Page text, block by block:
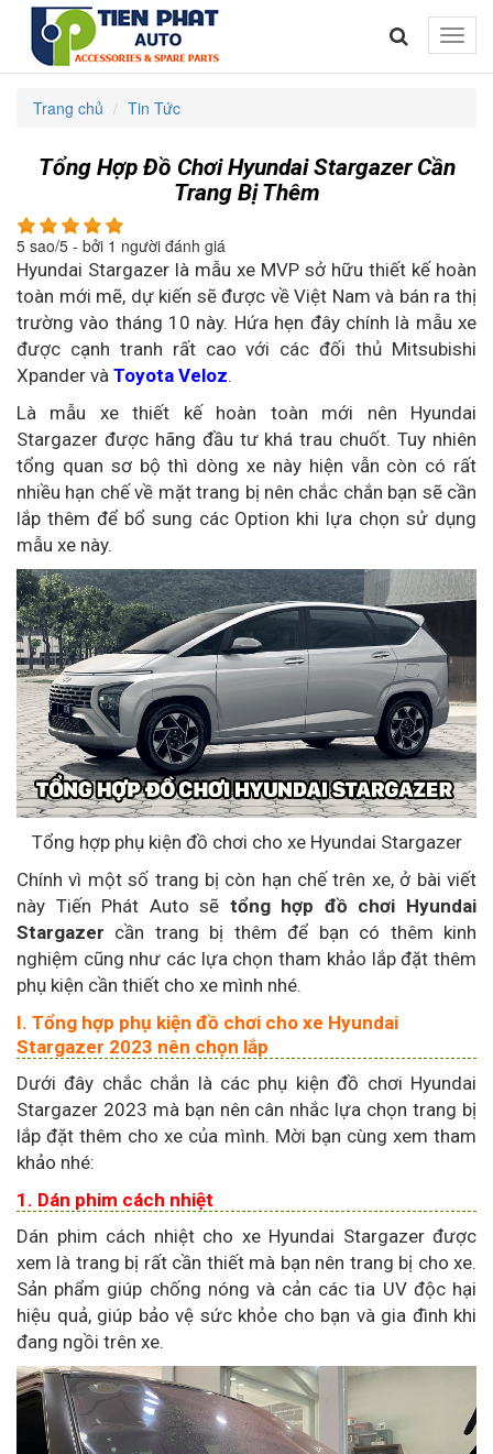
Toggle
Trang chủ Tin Tức
Tổng Hợp Đồ Chơi Hyundai Stargazer Cần
Trang Bị Thêm
5 sao/5 - bởi 1 người đánh giá
Hyundai Stargazer là mẫu xe MVP sở hữu thiết kế hoàn
toàn mới mẽ, dự kiến sẽ được về Việt Nam và bán ra thị
trường vào tháng 10 này. Hứa hẹn đây chính là mẫu xe
được cạnh tranh rất cao với các đối thủ Mitsubishi
Xpander và Toyota Veloz.
Là mẫu xe thiết kế hoàn toàn mới nên Hyundai
Stargazer được hãng đầu tư khá trau chuốt. Tuy nhiên
tổng quan sơ bộ thì dòng xe này hiện vẫn còn có rất
nhiều hạn chế về mặt trang bị nên chắc chắn bạn sẽ cần
lắp thêm để bổ sung các Option khi lựa chọn sử dụng
mẫu xe này.
Tổng hợp phụ kiện đồ chơi cho xe Hyundai Stargazer
Chính vì một số trang bị còn hạn chế trên xe, ở bài viết
này Tiến Phát Auto sẽ tổng hợp đồ chơi Hyundai
Stargazer cần trang bị thêm để bạn có thêm kinh
nghiệm cũng như các lựa chọn tham khảo lắp đặt thêm
phụ kiện cần thiết cho xe mình nhé.
I. Tổng hợp phụ kiện đồ chơi cho xe Hyundai
Stargazer 2023 nên chọn lắp
Dưới đây chắc chắn là các phụ kiện đồ chơi Hyundai
Stargazer 2023 mà bạn nên cân nhắc lựa chọn trang bị
lắp đặt thêm cho xe của mình. Mời bạn cùng xem tham
khảo nhé:
1. Dán phim cách nhiệt
Dán phim cách nhiệt cho xe Hyundai Stargazer được
xem là trang bị rất cần thiết mà bạn nên trang bị cho xe.
Sản phẩm giúp chống nóng và cản các tia UV độc hại
hiệu quả, giúp bảo vệ sức khỏe cho bạn và gia đình khi
đang ngồi trên xe.